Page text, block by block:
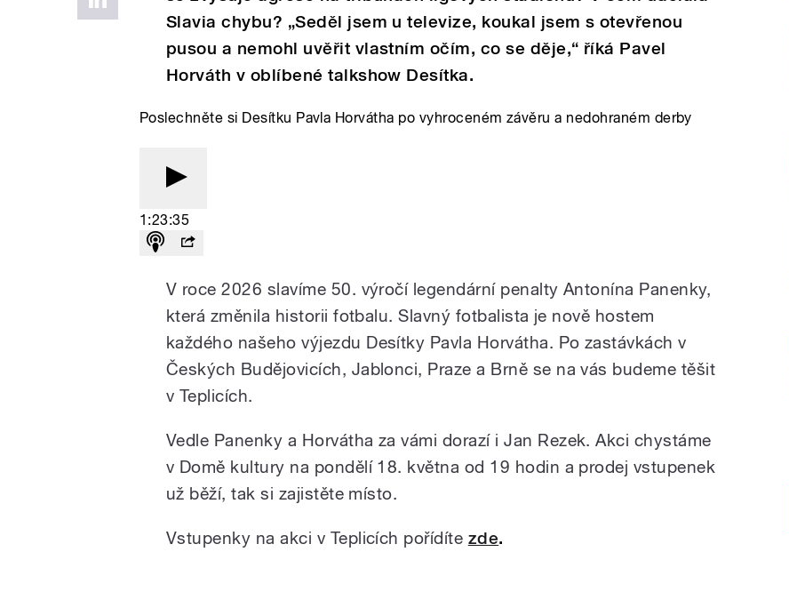
Slavia chybu? „Seděl jsem u televize, koukal jsem s otevřenou
pusou a nemohl uvěřit vlastním očím, co se děje,“ říká Pavel
Horváth v oblíbené talkshow Desítka.
Poslechněte si Desítku Pavla Horvátha po vyhroceném závěru a nedohraném derby
1:23:35
V roce 2026 slavíme 50. výročí legendární penalty Antonína Panenky,
která změnila historii fotbalu. Slavný fotbalista je nově hostem
každého našeho výjezdu Desítky Pavla Horvátha. Po zastávkách v
Českých Budějovicích, Jablonci, Praze a Brně se na vás budeme těšit
v Teplicích.
Vedle Panenky a Horvátha za vámi dorazí i Jan Rezek. Akci chystáme
v Domě kultury na pondělí 18. května od 19 hodin a prodej vstupenek
už běží, tak si zajistěte místo.
Vstupenky na akci v Teplicích pořídíte zde.